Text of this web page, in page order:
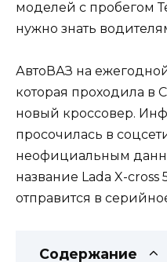
моделей с пробегом
нужно знать
АвтоВАЗ на
которая проходила в
новый кроссовер.
просочилась в
неофициальным
название Lada X-cross
отправится в
Содержание